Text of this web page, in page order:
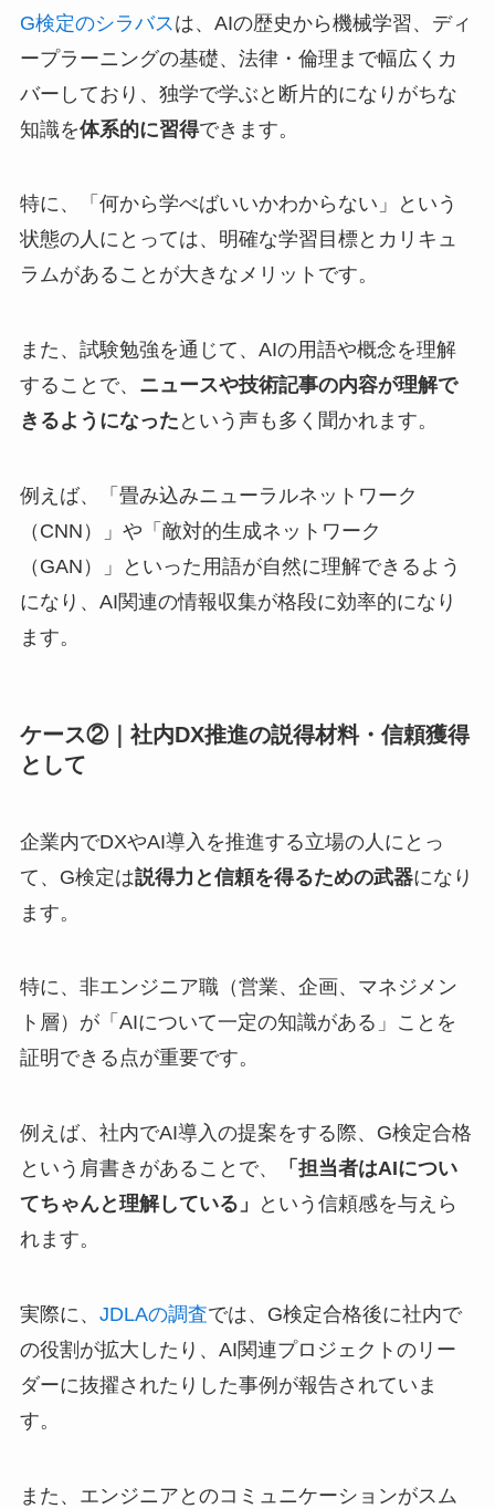
G検定のシラバス は、AIの歴史から機械学習、ディ
ープラーニングの基礎、法律・倫理まで幅広くカ
バーしており、独学で学ぶと断片的になりがちな
知識を体系的に習得できます。
特に、「何から学べばいいかわからない」という
状態の人にとっては、明確な学習目標とカリキュ
ラムがあることが大きなメリットです。
また、試験勉強を通じて、AIの用語や概念を理解
することで、 ニュースや技術記事の内容が理解で
きるようになった という声も多く聞かれます。
例えば、「畳み込みニューラルネットワーク
（CNN）」や「敵対的生成ネットワーク
（GAN）」といった用語が自然に理解できるよう
になり、AI関連の情報収集が格段に効率的になり
ます。
ケース②｜社内DX推進の説得材料・信頼獲得
として
企業内でDXやAI導入を推進する立場の人にとっ
て、G検定は説得力と信頼を得るための武器になり
ます。
特に、非エンジニア職（営業、企画、マネジメン
ト層）が「AIについて一定の知識がある」ことを
証明できる点が重要です。
例えば、社内でAI導入の提案をする際、G検定合格
という肩書きがあることで、
「担当者はAIについ
てちゃんと理解している」
という信頼感を与えら
れます。
実際に、 JDLAの調査では、G検定合格後に社内で
の役割が拡大したり、AI関連プロジェクトのリー
ダーに抜擢されたりした事例が報告されていま
す。
また、エンジニアとのコミュニケーションがスム